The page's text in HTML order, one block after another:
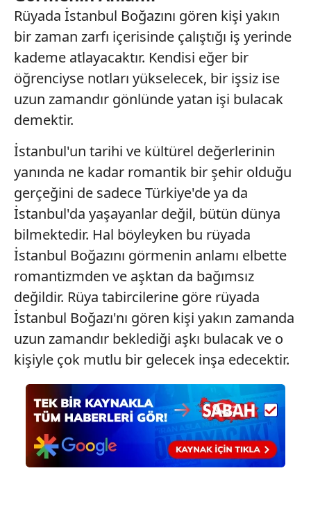
kılınması ve kişiselleştirilmesi ve sizlere yönelik
reklam/pazarlama faaliyetlerinin yapılması, amaçlarıyla
sınırlı olarak açık rızanız dahilinde kullanılacaktır.
Çerezlere ilişkin tercihlerinizi aşağıda yer alan panel
vasıtasıyla belirleyebilirsiniz. Çerezlere ilişkin detaylı bilgi
için Ayarlar butonuna tıklayabilir,
6698 sayılı Kişisel Verilerin Korunması Kanunu uyarınca
hazırlanmış Aydınlatma Metnimizi okumak ve sitemizde
ilgili mevzuata uygun olarak kullanılan çerezlerle ilgili bilgi
almak için lütfentıklayınız
Rüyada İstanbul Boğazını gören kişi yakın
bir zaman zarfı içerisinde çalıştığı iş yerinde
kademe atlayacaktır. Kendisi eğer bir
öğrenciyse notları yükselecek, bir işsiz ise
uzun zamandır gönlünde yatan işi bulacak
demektir.
İstanbul'un tarihi ve kültürel değerlerinin
yanında ne kadar romantik bir şehir olduğu
gerçeğini de sadece Türkiye'de ya da
İstanbul'da yaşayanlar değil, bütün dünya
bilmektedir. Hal böyleyken bu rüyada
İstanbul Boğazını görmenin anlamı elbette
romantizmden ve aşktan da bağımsız
değildir. Rüya tabircilerine göre rüyada
İstanbul Boğazı'nı gören kişi yakın zamanda
uzun zamandır beklediği aşkı bulacak ve o
kişiyle çok mutlu bir gelecek inşa edecektir.